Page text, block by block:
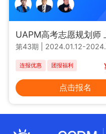
UAPM高考志愿规划师
第43期 2024.01.12-
连报优惠 团报福利
点击报名